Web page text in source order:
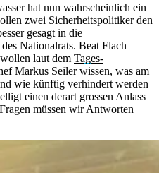
hat nun wahrscheinlich ein
zwei Sicherheitspolitiker den
gesagt in die
Nationalrats. Beat Flach
laut dem Tages-
Markus Seiler wissen, was am
wie künftig verhindert werden
einen derart grossen Anlass
müssen wir Antworten